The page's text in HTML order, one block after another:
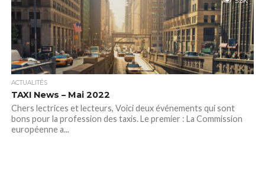
ACTUALITÉS
TAXI News – Mai 2022
Chers lectrices et lecteurs, Voici deux événements qui sont
bons pour la profession des taxis. Le premier : La Commission
européenne a...